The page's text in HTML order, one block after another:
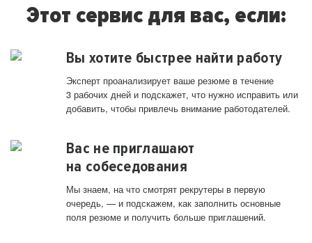
Этот сервис для вас, если:
Вы хотите быстрее найти работу
Эксперт проанализирует ваше резюме в течение
3 рабочих дней и подскажет, что нужно исправить или
добавить, чтобы привлечь внимание работодателей.
Вас не приглашают
на собеседования
Мы знаем, на что смотрят рекрутеры в первую
очередь, — и подскажем, как заполнить основные
поля резюме и получить больше приглашений.